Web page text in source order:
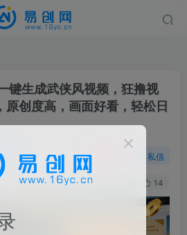
键生成武侠风视频，狂撸视
创度高，画面好看，轻松日
私信
14